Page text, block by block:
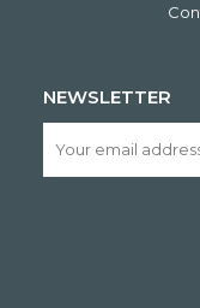
NEWSLETTER